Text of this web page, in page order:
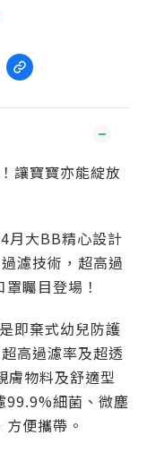
讓寶寶亦能綻放
月大BB精心設計
濾技術，超高過
矚目登場！
即棄式幼兒防護
高過濾率及超透
膚物料及舒適型
99.9%細菌、微塵
便攜帶。